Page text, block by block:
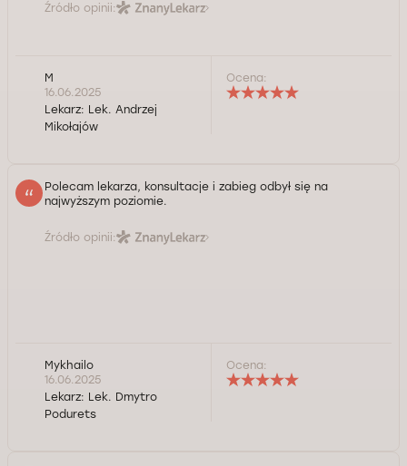
Źródło opinii:
M
16.06.2025
Lekarz: Lek. Andrzej
Mikołajów
Ocena:
Polecam lekarza, konsultacje i zabieg odbył się na
najwyższym poziomie.
Źródło opinii:
Mykhailo
16.06.2025
Lekarz: Lek. Dmytro
Podurets
Ocena: